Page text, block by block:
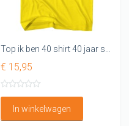
€ 15,95
In winkelwagen